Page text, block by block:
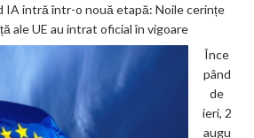
IA intră într-o nouă etapă: Noile cerințe
ale UE au intrat oficial în vigoare
Înce
pând
de
ieri, 2
augu